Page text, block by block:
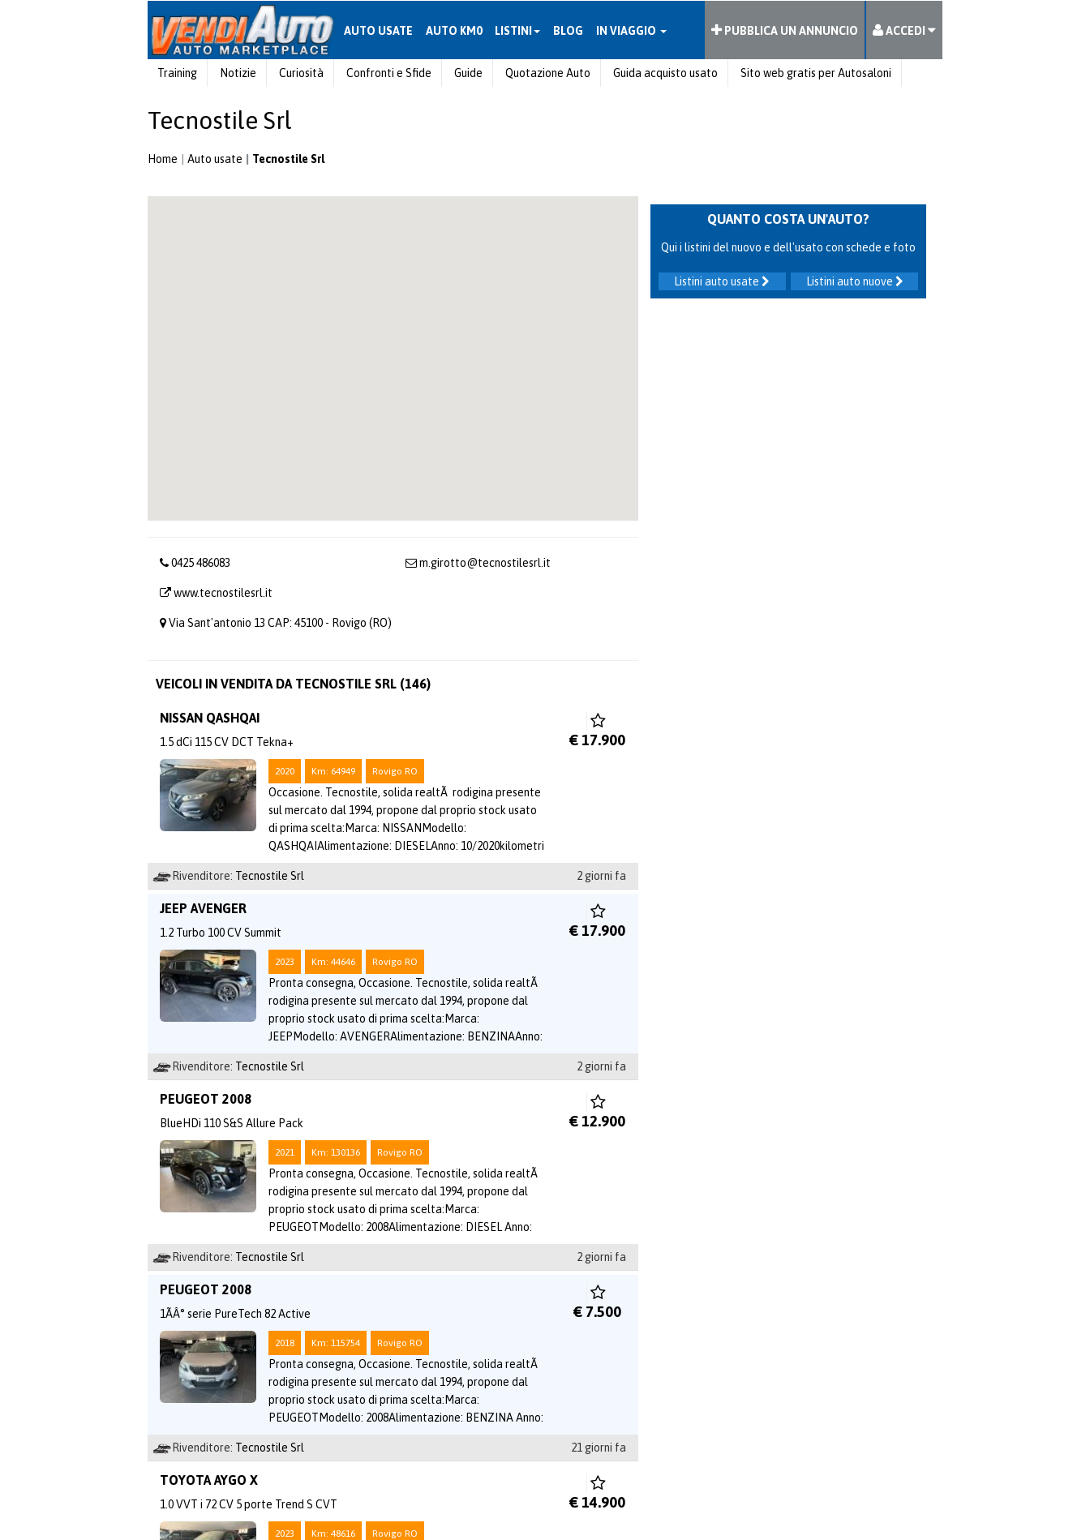
AUTO USATE AUTO KM0 LISTINI BLOG IN VIAGGIO PUBBLICA UN ANNUNCIO ACCEDI
Training Notizie Curiosità Confronti e Sfide Guide Quotazione Auto Guida acquisto usato Sito web gratis per Autosaloni
Tecnostile Srl
Home Auto usate Tecnostile Srl
0425 486083 m.girotto@tecnostilesrl.it
www.tecnostilesrl.it
Via Sant'antonio 13 CAP: 45100 - Rovigo (RO)
VEICOLI IN VENDITA DA TECNOSTILE SRL (146)
NISSAN QASHQAI
1.5 dCi 115 CV DCT Tekna+
2020 Km: 64949 Rovigo RO
Occasione. Tecnostile, solida realtÃ rodigina presente
sul mercato dal 1994, propone dal proprio stock usato
di prima scelta:Marca: NISSANModello:
QASHQAIAlimentazione: DIESELAnno: 10/2020kilometri
€ 17.900
Rivenditore: Tecnostile Srl 2 giorni fa
JEEP AVENGER
1.2 Turbo 100 CV Summit
2023 Km: 44646 Rovigo RO
Pronta consegna, Occasione. Tecnostile, solida realtÃ
rodigina presente sul mercato dal 1994, propone dal
proprio stock usato di prima scelta:Marca:
JEEPModello: AVENGERAlimentazione: BENZINAAnno:
€ 17.900
Rivenditore: Tecnostile Srl 2 giorni fa
PEUGEOT 2008
BlueHDi 110 S&S Allure Pack
2021 Km: 130136 Rovigo RO
Pronta consegna, Occasione. Tecnostile, solida realtÃ
rodigina presente sul mercato dal 1994, propone dal
proprio stock usato di prima scelta:Marca:
PEUGEOTModello: 2008Alimentazione: DIESEL Anno:
€ 12.900
Rivenditore: Tecnostile Srl 2 giorni fa
PEUGEOT 2008
1ÃÂ° serie PureTech 82 Active
2018 Km: 115754 Rovigo RO
Pronta consegna, Occasione. Tecnostile, solida realtÃ
rodigina presente sul mercato dal 1994, propone dal
proprio stock usato di prima scelta:Marca:
PEUGEOTModello: 2008Alimentazione: BENZINA Anno:
€ 7.500
Rivenditore: Tecnostile Srl 21 giorni fa
TOYOTA AYGO X
1.0 VVT i 72 CV 5 porte Trend S CVT
2023 Km: 48616 Rovigo RO
€ 14.900
QUANTO COSTA UN'AUTO?
Qui i listini del nuovo e dell'usato con schede e foto
Listini auto nuove
Listini auto usate